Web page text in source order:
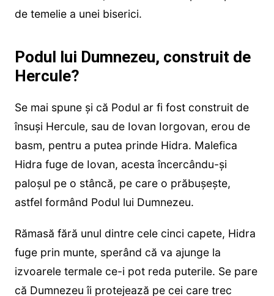
de temelie a unei biserici.
Podul lui Dumnezeu, construit de
Hercule?
Se mai spune şi că Podul ar fi fost construit de
însuşi Hercule, sau de Iovan Iorgovan, erou de
basm, pentru a putea prinde Hidra. Malefica
Hidra fuge de Iovan, acesta încercându-şi
paloşul pe o stâncă, pe care o prăbuşeşte,
astfel formând Podul lui Dumnezeu.
Rămasă fără unul dintre cele cinci capete, Hidra
fuge prin munte, sperând că va ajunge la
izvoarele termale ce-i pot reda puterile. Se pare
că Dumnezeu îi protejează pe cei care trec